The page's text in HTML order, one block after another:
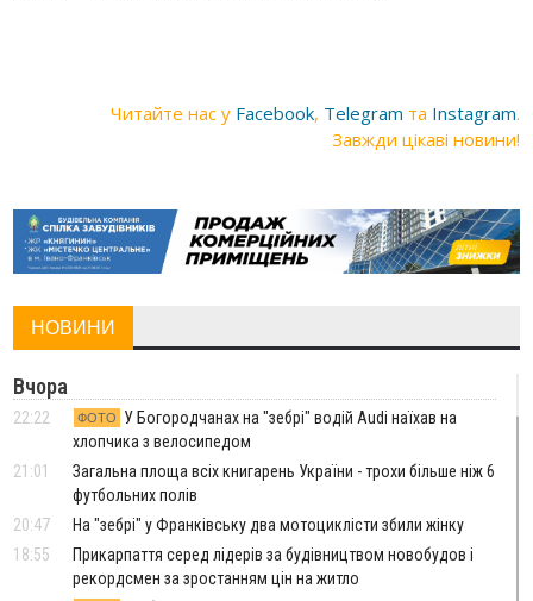
Читайте нас у Facebook, Telegram та Instagram.
Завжди цікаві новини!
НОВИНИ
Вчора
22:22 ФОТО
У Богородчанах на "зебрі" водій Audi наїхав на
хлопчика з велосипедом
21:01
Загальна площа всіх книгарень України - трохи більше ніж 6
футбольних полів
20:47
На "зебрі" у Франківську два мотоциклісти збили жінку
18:55
Прикарпаття серед лідерів за будівництвом новобудов і
рекордсмен за зростанням цін на житло